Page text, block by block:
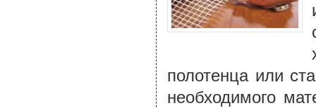
полотенца или
необходимого